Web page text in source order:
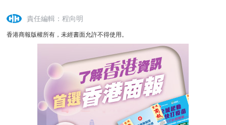
責任編輯：程向明
香港商報版權所有，未經書面允許不得使用。